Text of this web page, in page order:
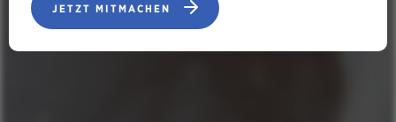
JETZT MITMACHEN